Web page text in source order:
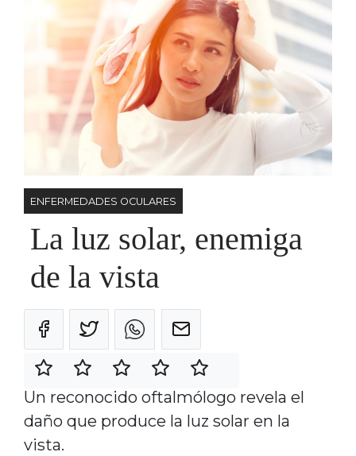
ENFERMEDADES OCULARES
La luz solar, enemiga
de la vista
Un reconocido oftalmólogo revela el
daño que produce la luz solar en la
vista.